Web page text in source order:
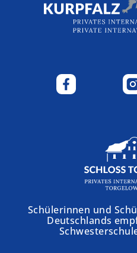
Schülerinnen und
Deutschlands